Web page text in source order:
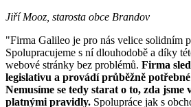
Jiří Mooz, starosta obce Brandov
"Firma Galileo je pro nás velice solidním
Spolupracujeme s ní dlouhodobě a díky
webové stránky bez problémů. Firma
legislativu a provádí průběžně
Nemusíme se tedy starat o to, zda jsme
platnými pravidly. Spolupráce jak s